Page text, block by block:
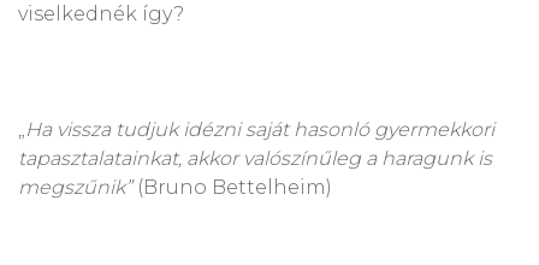
viselkednék így?
Ha vissza tudjuk idézni saját hasonló gyermekkori
tapasztalatainkat, akkor valószínűleg a haragunk is
megszűnik”(Bruno Bettelheim)